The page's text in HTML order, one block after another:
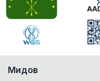
Мидов